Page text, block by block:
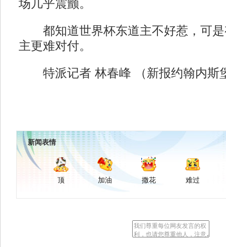
场几乎震颤。
都知道世界杯东道主不好惹，可是
主更难对付。
特派记者 林春峰 （新报约翰内斯
新闻表情
顶 加油 撒花 难过